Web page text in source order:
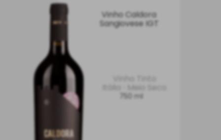
Vinho Caldora
Sangiovese IGT
Meio Seco
750 ml